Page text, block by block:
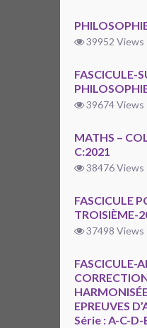
39952 Views
FASCICULE-
39674 Views
MATHS –
C:2021
38476 Views
FASCICULE
TROISIÈME-
37498 Views
FASCICULE-
EPREUVES
Série : A-C-D-